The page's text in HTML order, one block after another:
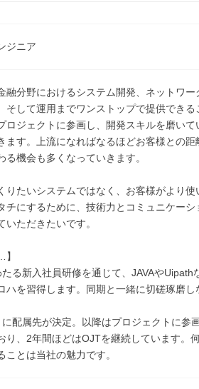
ジニア
融分野におけるシステム開発、ネットワ
そして運用までワンストップで提供でき
ロジェクトに参画し、開発スキルを磨い
ます。上流になればなるほどお客様との
る機会も多くなっていきます。
りたいシステムではなく、お客様がより
チにするために、技術力とコミュニケー
いただきたいです。
る新入社員研修を通じて、JAVAや
ハを習得します。同期と一緒に切磋琢磨
配属先が決定。以降はプロジェクトに
り、2年間ほどはOJTを継続しています。
ことは当社の魅力です。